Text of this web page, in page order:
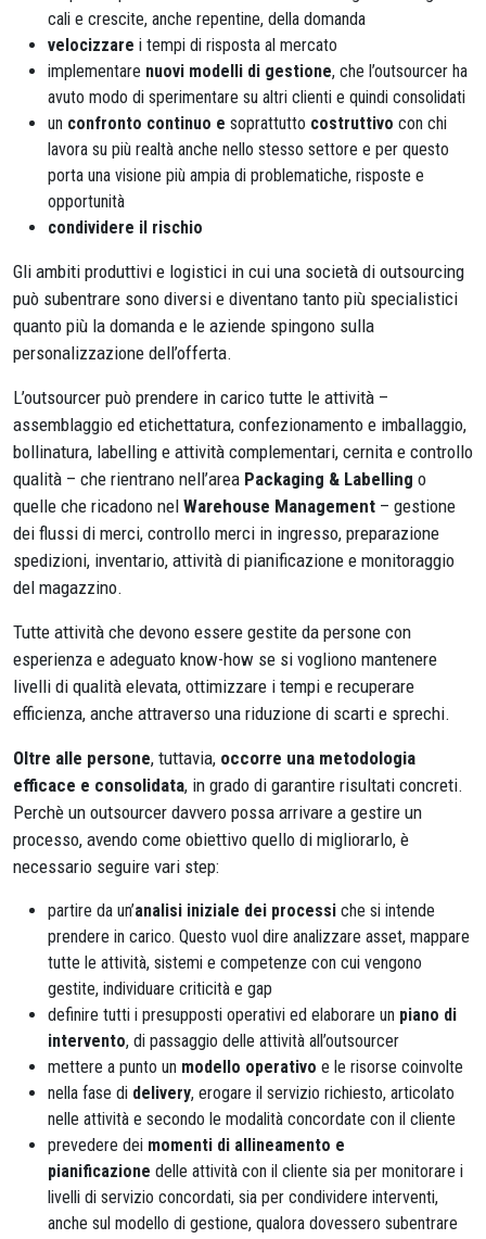
cali e crescite, anche repentine, della domanda
velocizzare i tempi di risposta al mercato
implementare nuovi modelli di gestione, che l’outsourcer ha
avuto modo di sperimentare su altri clienti e quindi consolidati
un confronto continuo e soprattutto costruttivo con chi
lavora su più realtà anche nello stesso settore e per questo
porta una visione più ampia di problematiche, risposte e
opportunità
condividere il rischio
Gli ambiti produttivi e logistici in cui una società di outsourcing
può subentrare sono diversi e diventano tanto più specialistici
quanto più la domanda e le aziende spingono sulla
personalizzazione dell’offerta.
L’outsourcer può prendere in carico tutte le attività –
assemblaggio ed etichettatura, confezionamento e imballaggio,
bollinatura, labelling e attività complementari, cernita e controllo
qualità – che rientrano nell’area Packaging & Labelling o
quelle che ricadono nel Warehouse Management – gestione
dei flussi di merci, controllo merci in ingresso, preparazione
spedizioni, inventario, attività di pianificazione e monitoraggio
del magazzino.
Tutte attività che devono essere gestite da persone con
esperienza e adeguato know-how se si vogliono mantenere
livelli di qualità elevata, ottimizzare i tempi e recuperare
efficienza, anche attraverso una riduzione di scarti e sprechi.
Oltre alle persone, tuttavia, occorre una metodologia
efficace e consolidata, in grado di garantire risultati concreti.
Perchè un outsourcer davvero possa arrivare a gestire un
processo, avendo come obiettivo quello di migliorarlo, è
necessario seguire vari step:
partire da un’analisi iniziale dei processi che si intende
prendere in carico. Questo vuol dire analizzare asset, mappare
tutte le attività, sistemi e competenze con cui vengono
gestite, individuare criticità e gap
definire tutti i presupposti operativi ed elaborare un piano di
intervento, di passaggio delle attività all’outsourcer
mettere a punto un modello operativo e le risorse coinvolte
nella fase di delivery, erogare il servizio richiesto, articolato
nelle attività e secondo le modalità concordate con il cliente
prevedere dei momenti di allineamento e
pianificazione delle attività con il cliente sia per monitorare i
livelli di servizio concordati, sia per condividere interventi,
anche sul modello di gestione, qualora dovessero subentrare